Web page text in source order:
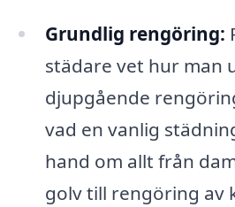
Grundlig rengöring:
städare vet hur man
djupgående
vad en vanlig
hand om allt från
golv till rengöring av